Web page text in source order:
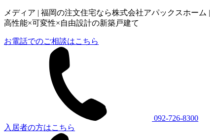
メディア | 福岡の注文住宅なら株式会社アパックスホーム |
高性能×可変性×自由設計の新築戸建て
お電話でのご相談はこちら
092-726-8300
入居者の方はこちら